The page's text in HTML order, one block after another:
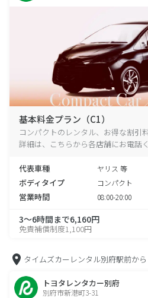
基本料金プラン（C1）
コンパクトのレンタル、お得な割引
詳細は、こちらから各店舗にお電話く
代表車種 ヤリス 等
ボディタイプ コンパクト
営業時間 08:00-20:00
3～6時間まで6,160円
免責補償制度1,100円
タイムズカーレンタル別府駅前から
トヨタレンタカー別府
別府市新港町3-31